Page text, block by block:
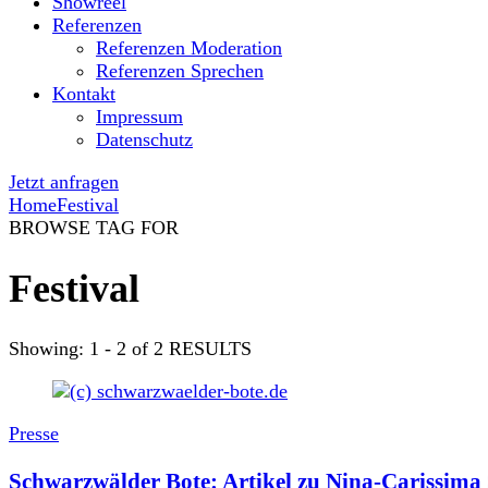
Referenzen
Referenzen Moderation
Referenzen Sprechen
Kontakt
Impressum
Datenschutz
Jetzt anfragen
HomeFestival
BROWSE TAG FOR
Festival
Showing: 1 - 2 of 2 RESULTS
Presse
Schwarzwälder Bote: Artikel zu Nina-Carissima